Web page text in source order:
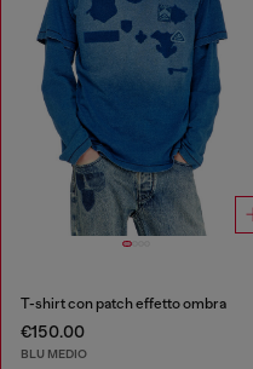
T-shirt con patch effetto ombra
€150.00
BLU MEDIO